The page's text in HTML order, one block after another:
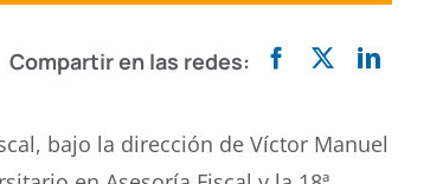
Compartir en las redes:
bajo la dirección de Víctor Manuel